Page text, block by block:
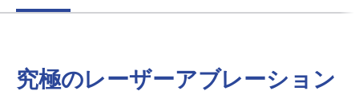
究極のレーザーアブレーション